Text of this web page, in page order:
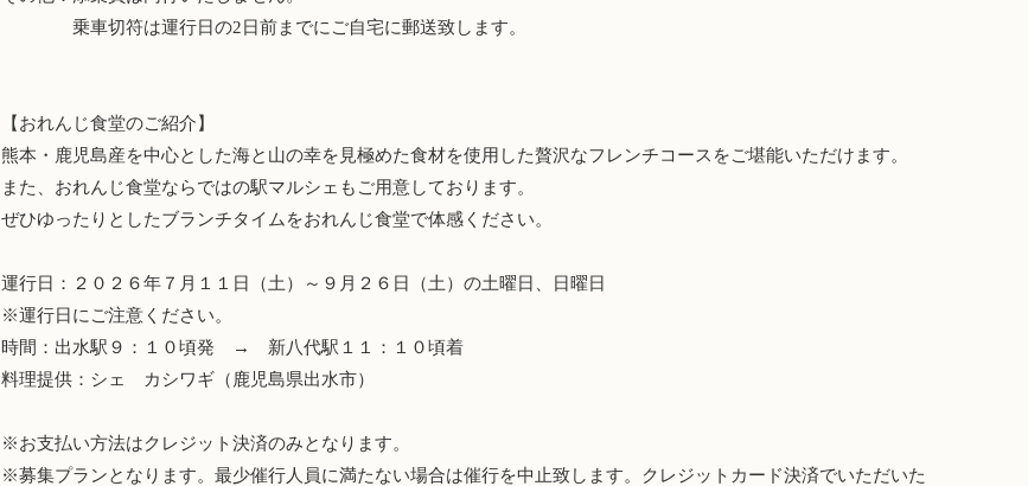
乗車切符は運行日の2日前までにご自宅に郵送致します。
【おれんじ食堂のご紹介】
熊本・鹿児島産を中心とした海と山の幸を見極めた食材を使用した贅沢なフレンチコースをご堪能いただけます。
また、おれんじ食堂ならではの駅マルシェもご用意しております。
ぜひゆったりとしたブランチタイムをおれんじ食堂で体感ください。
運行日：２０２６年７月１１日（土）～９月２６日（土）の土曜日、日曜日
※運行日にご注意ください。
時間：出水駅９：１０頃発 → 新八代駅１１：１０頃着
料理提供：シェ カシワギ（鹿児島県出水市）
※お支払い方法はクレジット決済のみとなります。
※募集プランとなります。最少催行人員に満たない場合は催行を中止致します。クレジットカード決済でいただいた